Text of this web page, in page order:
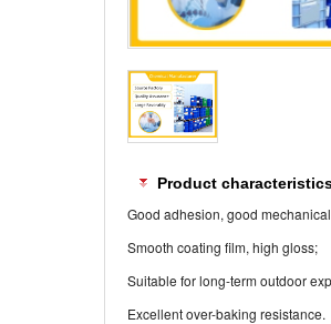
Product
Good adhesion, good
Smooth coating film, high gloss;
Suitable for long-term outdoor
Excellent over-baking resistance.